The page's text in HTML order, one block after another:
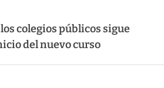
colegios públicos sigue
del nuevo curso